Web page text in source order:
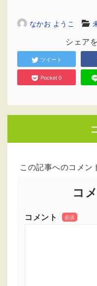
なかお ようこ
シェア
ツイート
Pocket0
この記事へのコメン
コ
コメント 必須